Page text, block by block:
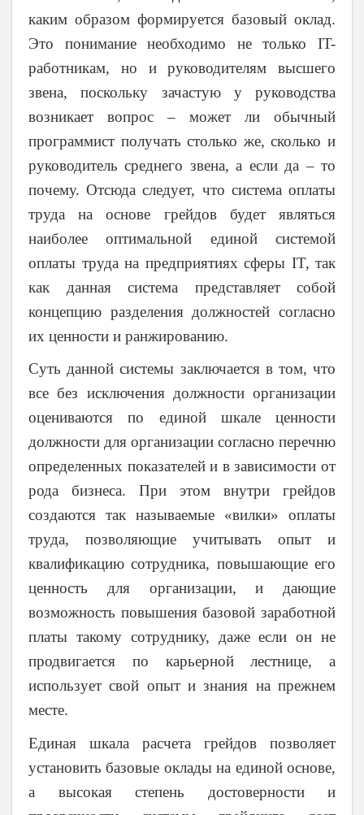
каким образом формируется базовый оклад.
Это понимание необходимо не только IT-
работникам, но и руководителям высшего
звена, поскольку зачастую у руководства
возникает вопрос – может ли обычный
программист получать столько же, сколько и
руководитель среднего звена, а если да – то
почему. Отсюда следует, что система оплаты
труда на основе грейдов будет являться
наиболее оптимальной единой системой
оплаты труда на предприятиях сферы IT, так
как данная система представляет собой
концепцию разделения должностей согласно
их ценности и ранжированию.
Суть данной системы заключается в том, что
все без исключения должности организации
оцениваются по единой шкале ценности
должности для организации согласно перечню
определенных показателей и в зависимости от
рода бизнеса. При этом внутри грейдов
создаются так называемые «вилки» оплаты
труда, позволяющие учитывать опыт и
квалификацию сотрудника, повышающие его
ценность для организации, и дающие
возможность повышения базовой заработной
платы такому сотруднику, даже если он не
продвигается по карьерной лестнице, а
использует свой опыт и знания на прежнем
месте.
Единая шкала расчета грейдов позволяет
установить базовые оклады на единой основе,
а высокая степень достоверности и